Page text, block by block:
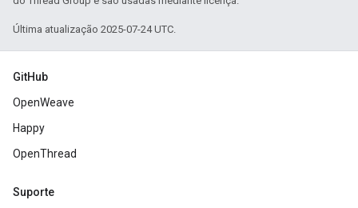
Última atualização 2025-07-24 UTC.
GitHub
OpenWeave
Happy
OpenThread
Suporte